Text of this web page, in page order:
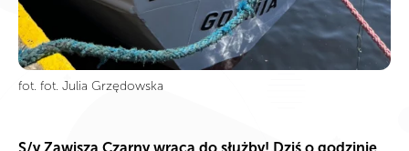
fot. fot. Julia Grzędowska